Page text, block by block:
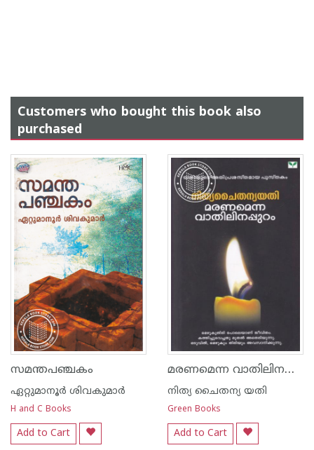
Customers who bought this book also
purchased
സമന്തപഞ്ചകം
ഏറ്റുമാനൂര്‍ ശിവകുമാര്‍
H and C Books
Add to Cart
മരണമെന്ന വാതിലിനപ്പുറം
നിത്യ ചൈതന്യ യതി
Green Books
Add to Cart